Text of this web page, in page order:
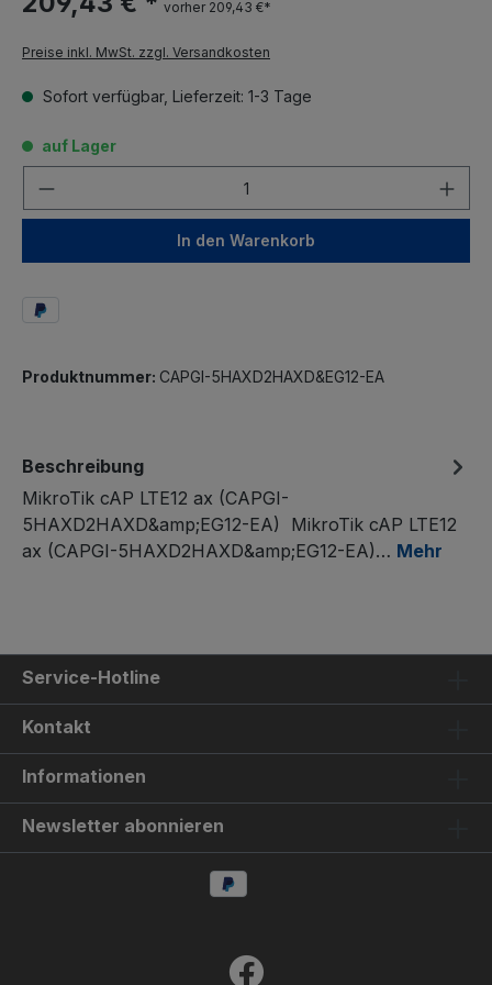
vorher 209,43 €*
Preise inkl. MwSt. zzgl. Versandkosten
Sofort verfügbar, Lieferzeit: 1-3 Tage
auf Lager
In den Warenkorb
Produktnummer: CAPGI-5HAXD2HAXD&EG12-EA
Beschreibung
MikroTik cAP LTE12 ax (CAPGI-
5HAXD2HAXD&amp;EG12-EA) MikroTik cAP LTE12
ax (CAPGI-5HAXD2HAXD&amp;EG12-EA)… Mehr
Service-Hotline
Kontakt
Informationen
Newsletter abonnieren